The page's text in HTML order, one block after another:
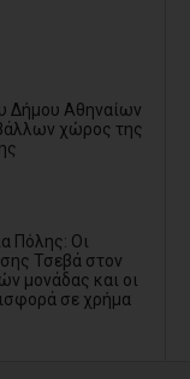
Δήμου Αθηναίων
χώρος της
Πόλης: Οι
Τσεβά στον
μονάδας και οι
σε χρήμα